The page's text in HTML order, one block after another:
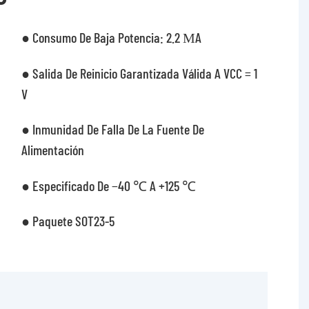
● Consumo De Baja Potencia: 2.2 ΜA
● Salida De Reinicio Garantizada Válida A VCC = 1
V
● Inmunidad De Falla De La Fuente De
Alimentación
● Especificado De −40 ℃ A +125 ℃
● Paquete SOT23-5